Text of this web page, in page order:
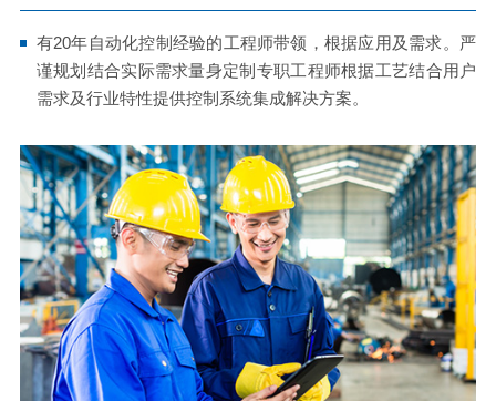
有20年自动化控制经验的工程师带领，根据应用及需求。严
谨规划结合实际需求量身定制专职工程师根据工艺结合用户
需求及行业特性提供控制系统集成解决方案。